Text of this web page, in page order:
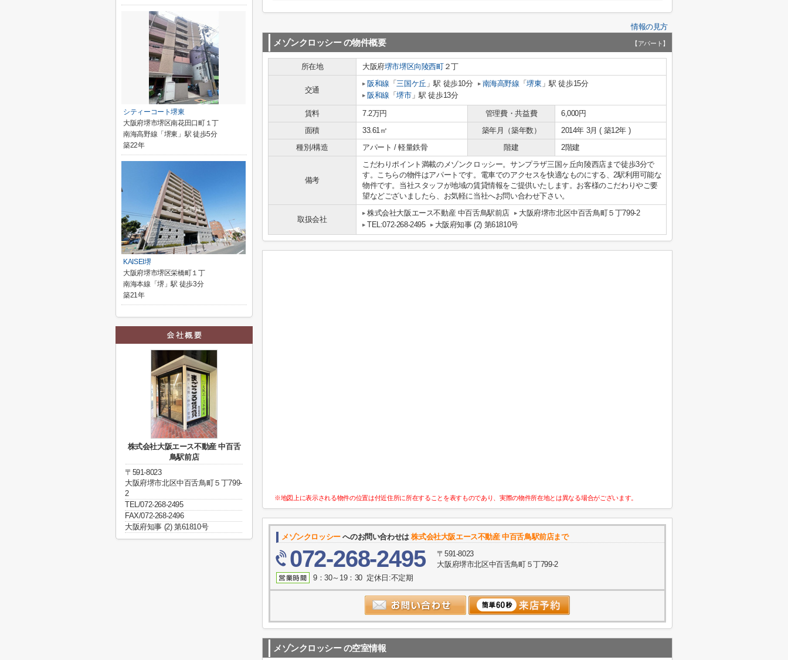
情報の見方
メゾンクロッシー の物件概要 【アパート】
所在地 大阪府堺市堺区向陵西町２丁
交通
阪和線 「三国ケ丘 」駅 徒歩10分 南海高野線 「堺東 」駅 徒歩15分
阪和線 「堺市」駅 徒歩13分
賃料 7.2万円 管理費・共益費
6,000円
面積
33.61㎡ 築年月（築年数）
2014年 3月 ( 築12年 )
種別/構造
アパート / 軽量鉄骨 階建 2階建
備考
こだわりポイント満載のメゾンクロッシー。サンプラザ三国ヶ丘向陵西店まで徒歩3分で
す。こちらの物件はアパートです。電車でのアクセスを快適なものにする、2駅利用可能な
物件です。当社スタッフが地域の賃貸情報をご提供いたします。お客様のこだわりやご要
望などございましたら、お気軽に当社へお問い合わせ下さい。
取扱会社
株式会社大阪エース不動産 中百舌鳥駅前店
大阪府堺市北区中百舌鳥町５丁799-2
TEL:072-268-2495
大阪府知事 (2) 第61810号
※地図上に表示される物件の位置は付近住所に所在することを表すものであり、実際の物件所在地とは異なる場合がございます。
メゾンクロッシーへのお問い合わせは株式会社大阪エース不動産 中百舌鳥駅前店まで
072-268-2495
〒591-8023
大阪府堺市北区中百舌鳥町５丁799-2
9：30～19：30 定休日:不定期
メゾンクロッシー の空室情報
シティーコート堺東
大阪府堺市堺区南花田口町１丁
南海高野線「堺東」駅 徒歩5分
築22年
KAISEI堺
大阪府堺市堺区栄橋町１丁
南海本線「堺」駅 徒歩3分
築21年
株式会社大阪エース不動産 中百舌
鳥駅前店
〒591-8023
大阪府堺市北区中百舌鳥町５丁799-
2
TEL/072-268-2495
FAX/072-268-2496
大阪府知事 (2) 第61810号